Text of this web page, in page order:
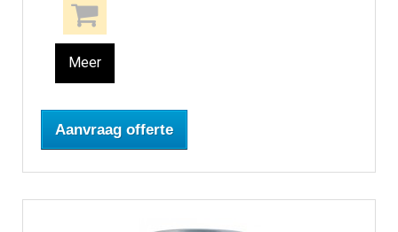
Meer
Aanvraag offerte